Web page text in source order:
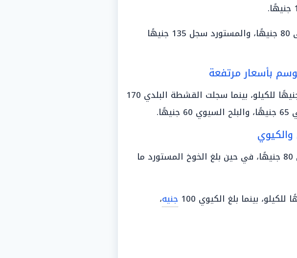
أما البرقوق البلدي فتراوح بين 40 إلى 80 جنيهًا، والمستورد سجل 135 جنيهًا
بأسعار مرتفعة
«صديقة» حوالي 60 جنيهًا للكيلو، بينما سجلت القشطة البلدي 170
البلدي ما بين 35 إلى 80 جنيهًا، في حين بلغ الخوخ المستورد ما
جنيه،